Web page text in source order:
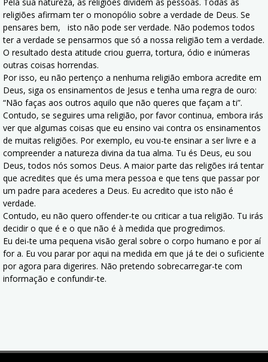
religiões afirmam ter o monopólio sobre a verdade de Deus. Se
pensares bem, isto não pode ser verdade. Não podemos todos
ter a verdade se pensarmos que só a nossa religião tem a verdade.
O resultado desta atitude criou guerra, tortura, ódio e inúmeras
outras coisas horrendas.
Por isso, eu não pertenço a nenhuma religião embora acredite em
Deus, siga os ensinamentos de Jesus e tenha uma regra de ouro:
“Não faças aos outros aquilo que não queres que façam a ti”.
Contudo, se seguires uma religião, por favor continua, embora irás
ver que algumas coisas que eu ensino vai contra os ensinamentos
de muitas religiões. Por exemplo, eu vou-te ensinar a ser livre e a
compreender a natureza divina da tua alma. Tu és Deus, eu sou
Deus, todos nós somos Deus. A maior parte das religões irá tentar
que acredites que és uma mera pessoa e que tens que passar por
um padre para acederes a Deus. Eu acredito que isto não é
verdade.
Contudo, eu não quero offender-te ou criticar a tua religião. Tu irás
decidir o que é e o que não é à medida que progredimos.
Eu dei-te uma pequena visão geral sobre o corpo humano e por aí
for a. Eu vou parar por aqui na medida em que já te dei o suficiente
por agora para digerires. Não pretendo sobrecarregar-te com
informação e confundir-te.